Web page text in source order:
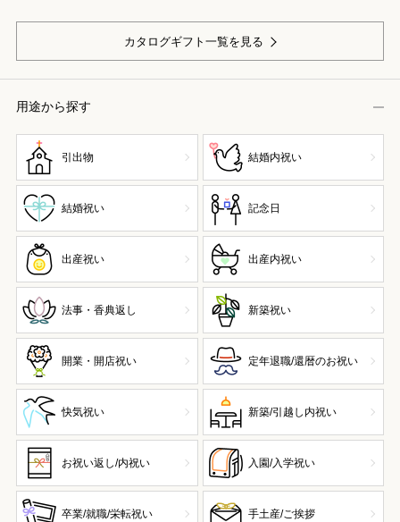
カタログギフト一覧を見る
用途から探す
引出物 結婚内祝い
結婚祝い 記念日
出産祝い 出産内祝い
法事・香典返し 新築祝い
開業・開店祝い 定年退職/還暦のお祝い
快気祝い 新築/引越し内祝い
お祝い返し/内祝い 入園/入学祝い
卒業/就職/栄転祝い 手土産/ご挨拶